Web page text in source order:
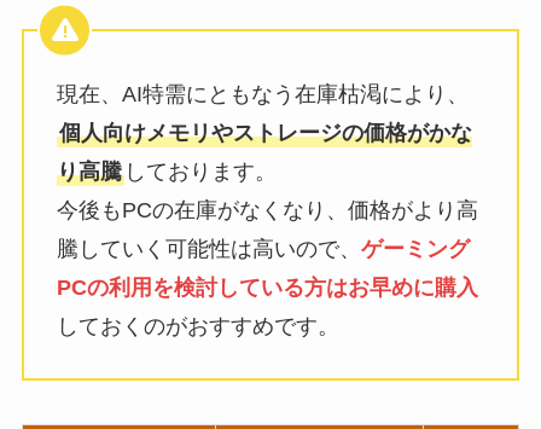
現在、AI特需にともなう在庫枯渇により、
個人向けメモリやストレージの価格がかな
り高騰しております。
今後もPCの在庫がなくなり、価格がより高
騰していく可能性は高いので、 ゲーミング
PCの利用を検討している方はお早めに購入
しておくのがおすすめです。